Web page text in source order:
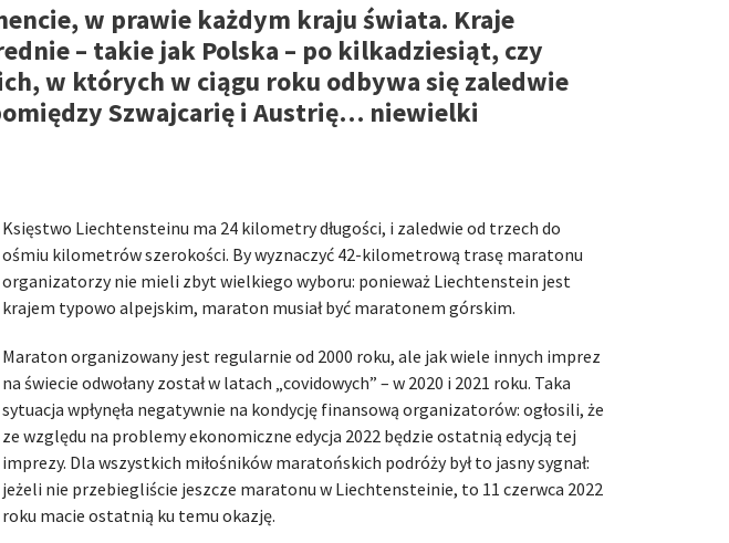
w prawie każdym kraju świata. Kraje
– takie jak Polska – po kilkadziesiąt, czy
w których w ciągu roku odbywa się zaledwie
Szwajcarię i Austrię… niewielki
Księstwo Liechtensteinu ma 24 kilometry długości, i zaledwie od trzech do
ośmiu kilometrów szerokości. By wyznaczyć 42-kilometrową trasę maratonu
organizatorzy nie mieli zbyt wielkiego wyboru: ponieważ Liechtenstein jest
krajem typowo alpejskim, maraton musiał być maratonem górskim.
Maraton organizowany jest regularnie od 2000 roku, ale jak wiele innych imprez
na świecie odwołany został w latach „covidowych” – w 2020 i 2021 roku. Taka
sytuacja wpłynęła negatywnie na kondycję finansową organizatorów: ogłosili, że
ze względu na problemy ekonomiczne edycja 2022 będzie ostatnią edycją tej
imprezy. Dla wszystkich miłośników maratońskich podróży był to jasny sygnał:
jeżeli nie przebiegliście jeszcze maratonu w Liechtensteinie, to 11 czerwca 2022
roku macie ostatnią ku temu okazję.